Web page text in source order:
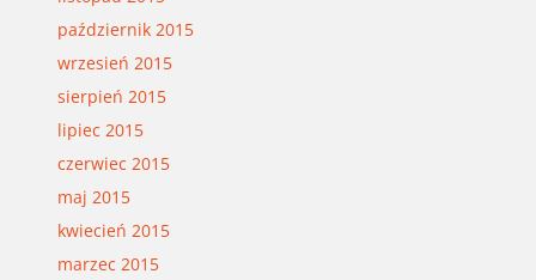
październik 2015
wrzesień 2015
sierpień 2015
lipiec 2015
czerwiec 2015
maj 2015
kwiecień 2015
marzec 2015